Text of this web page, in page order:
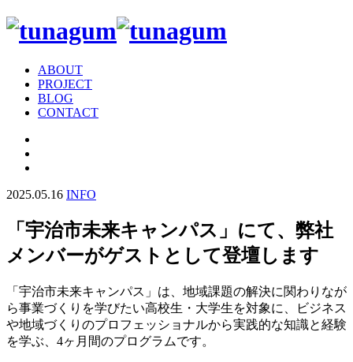
ABOUT
PROJECT
BLOG
CONTACT
2025.05.16 INFO
「宇治市未来キャンパス」にて、弊社
メンバーがゲストとして登壇します
「宇治市未来キャンパス」は、地域課題の解決に関わりなが
ら事業づくりを学びたい高校生・大学生を対象に、ビジネス
や地域づくりのプロフェッショナルから実践的な知識と経験
を学ぶ、4ヶ月間のプログラムです。